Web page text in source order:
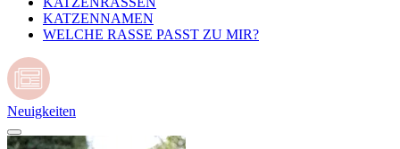
KATZENNAMEN
WELCHE RASSE PASST ZU MIR?
Neuigkeiten